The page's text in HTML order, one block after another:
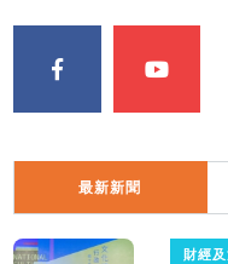
最新新聞
財經